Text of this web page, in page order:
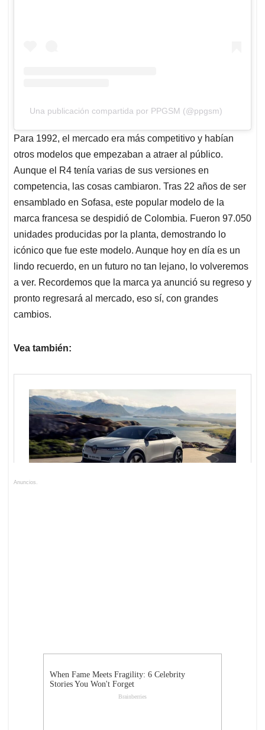
Una publicación compartida por PPGSM (@ppgsm)
Para 1992, el mercado era más competitivo y habían
otros modelos que empezaban a atraer al público.
Aunque el R4 tenía varias de sus versiones en
competencia, las cosas cambiaron. Tras 22 años de ser
ensamblado en Sofasa, este popular modelo de la
marca francesa se despidió de Colombia. Fueron 97.050
unidades producidas por la planta, demostrando lo
icónico que fue este modelo. Aunque hoy en día es un
lindo recuerdo, en un futuro no tan lejano, lo volveremos
a ver. Recordemos que la marca ya anunció su regreso y
pronto regresará al mercado, eso sí, con grandes
cambios.
Vea también:
Anuncios.